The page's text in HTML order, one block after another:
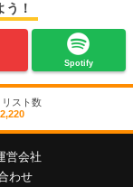
！
Spotify
スト数
営会社
わせ